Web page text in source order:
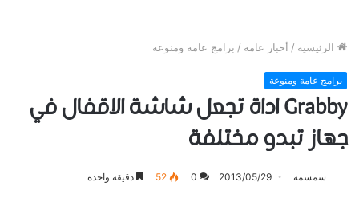
الرئيسية / أخبار عامة / برامج عامة ومنوعة
برامج عامة ومنوعة
Grabby اداة تجعل شاشة الاقفال في
جهاز تبدو مختلفة
سمسمه 2013/05/29
0
52 دقيقة واحدة